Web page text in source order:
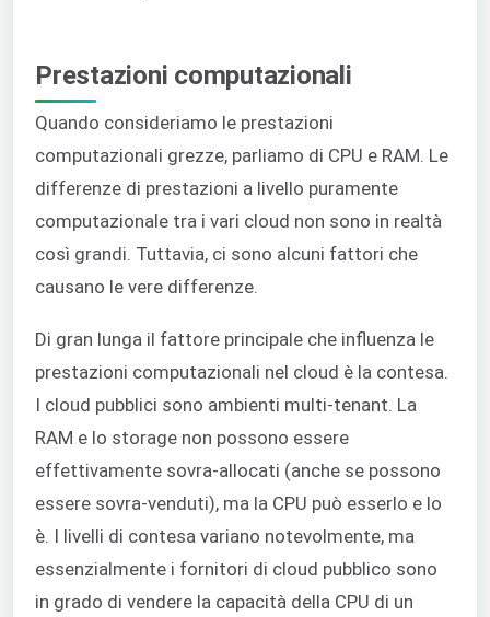
Prestazioni computazionali
Quando consideriamo le prestazioni
computazionali grezze, parliamo di CPU e RAM. Le
differenze di prestazioni a livello puramente
computazionale tra i vari cloud non sono in realtà
così grandi. Tuttavia, ci sono alcuni fattori che
causano le vere differenze.
Di gran lunga il fattore principale che influenza le
prestazioni computazionali nel cloud è la contesa.
I cloud pubblici sono ambienti multi-tenant. La
RAM e lo storage non possono essere
effettivamente sovra-allocati (anche se possono
essere sovra-venduti), ma la CPU può esserlo e lo
è. I livelli di contesa variano notevolmente, ma
essenzialmente i fornitori di cloud pubblico sono
in grado di vendere la capacità della CPU di un